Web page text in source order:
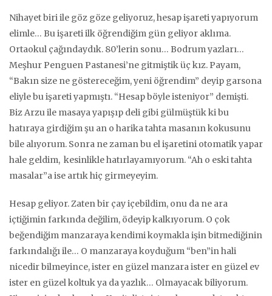
Nihayet biri ile göz göze geliyoruz, hesap işareti yapıyorum
elimle… Bu işareti ilk öğrendiğim gün geliyor aklıma.
Ortaokul çağındaydık. 80’lerin sonu… Bodrum yazları…
Meşhur Penguen Pastanesi’ne gitmiştik üç kız. Payam,
“Bakın size ne göstereceğim, yeni öğrendim” deyip garsona
eliyle bu işareti yapmıştı. “Hesap böyle isteniyor” demişti.
Biz Arzu ile masaya yapışıp deli gibi gülmüştük ki bu
hatıraya girdiğim şu an o harika tahta masanın kokusunu
bile alıyorum. Sonra ne zaman bu el işaretini otomatik yapar
hale geldim, kesinlikle hatırlayamıyorum. “Ah o eski tahta
masalar”a ise artık hiç girmeyeyim.
Hesap geliyor. Zaten bir çay içebildim, onu da ne ara
içtiğimin farkında değilim, ödeyip kalkıyorum. O çok
beğendiğim manzaraya kendimi koymakla işin bitmediğinin
farkındalığı ile… O manzaraya koyduğum “ben”in hali
nicedir bilmeyince, ister en güzel manzara ister en güzel ev
ister en güzel koltuk ya da yazlık… Olmayacak biliyorum.